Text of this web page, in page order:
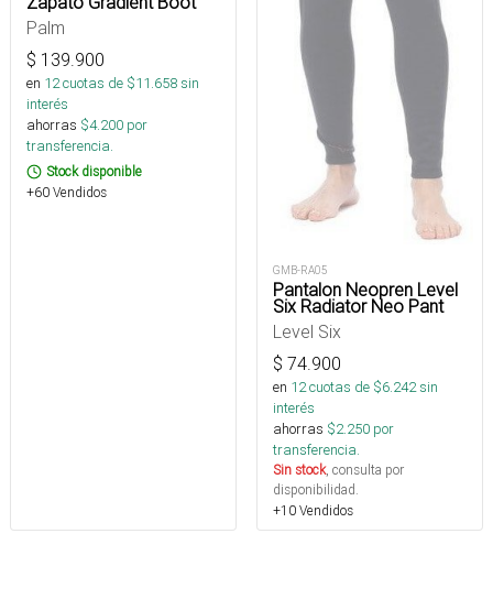
Palm
$ 139.900
en 12cuotas de $11.658sin
interés
ahorras $4.200 por
transferencia.
Stock disponible
+60 Vendidos
GMB-RA05
Pantalon Neopren Level
Six Radiator Neo Pant
Level Six
$ 74.900
en 12cuotas de $6.242sin
interés
ahorras $2.250 por
transferencia.
Sin stock, consulta por
disponibilidad.
+10 Vendidos